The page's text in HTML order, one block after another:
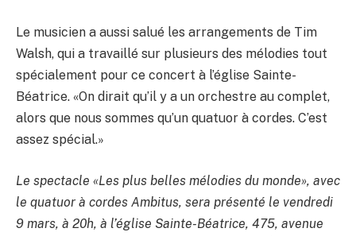
Le musicien a aussi salué les arrangements de Tim
Walsh, qui a travaillé sur plusieurs des mélodies tout
spécialement pour ce concert à l’église Sainte-
Béatrice. «On dirait qu’il y a un orchestre au complet,
alors que nous sommes qu’un quatuor à cordes. C’est
assez spécial.»
Le spectacle «Les plus belles mélodies du monde», avec
le quatuor à cordes Ambitus, sera présenté le vendredi
9 mars, à 20h, à l’église Sainte-Béatrice, 475, avenue